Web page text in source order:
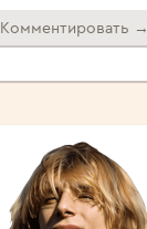
Комментировать →